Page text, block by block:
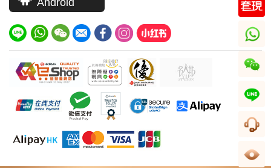
whatsapp